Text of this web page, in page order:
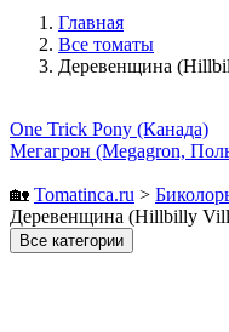
Главная
Все томаты
Деревенщина
One Trick Pony (Канада)
Мегагрон (Megagron,
🏡 Tomatinсa.ru >
Деревенщина (Hillbilly
Все категории